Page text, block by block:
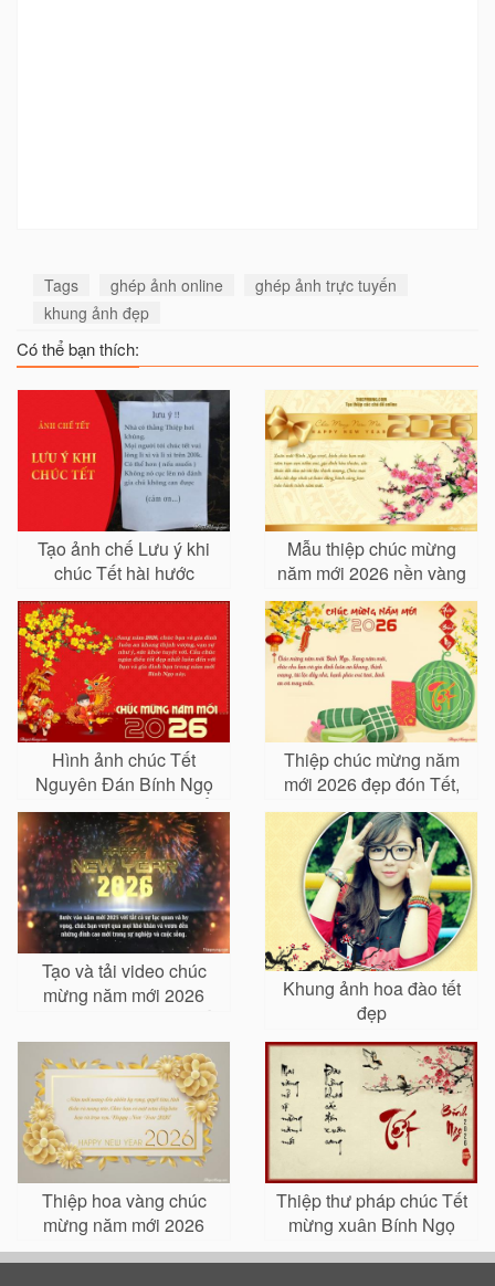
Tags ghép ảnh online
ghép ảnh trực tuyến
khung ảnh đẹp
Có thể bạn thích:
Tạo ảnh chế Lưu ý khi
chúc Tết hài hước
Mẫu thiệp chúc mừng
năm mới 2026 nền vàng
sang trọng
Hình ảnh chúc Tết
Nguyên Đán Bính Ngọ
đẹp mà bạn không thể
bỏ lỡ
Thiệp chúc mừng năm
mới 2026 đẹp đón Tết,
chào Xuân
Tạo và tải video chúc
mừng năm mới 2026
Khung ảnh hoa đào tết
đẹp
Thiệp hoa vàng chúc
mừng năm mới 2026
Thiệp thư pháp chúc Tết
mừng xuân Bính Ngọ
2026